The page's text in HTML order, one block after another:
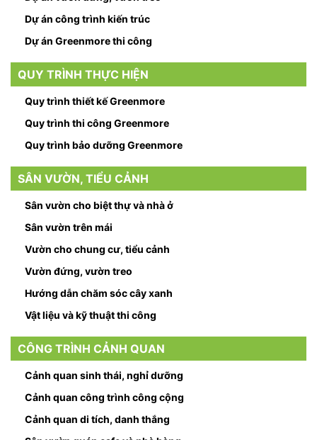
Dự án công trình kiến trúc
Dự án Greenmore thi công
QUY TRÌNH THỰC HIỆN
Quy trình thiết kế Greenmore
Quy trình thi công Greenmore
Quy trình bảo dưỡng Greenmore
SÂN VƯỜN, TIỂU CẢNH
Sân vườn cho biệt thự và nhà ở
Sân vườn trên mái
Vườn cho chung cư, tiểu cảnh
Vườn đứng, vườn treo
Hướng dẫn chăm sóc cây xanh
Vật liệu và kỹ thuật thi công
CÔNG TRÌNH CẢNH QUAN
Cảnh quan sinh thái, nghỉ dưỡng
Cảnh quan công trình công cộng
Cảnh quan di tích, danh thắng